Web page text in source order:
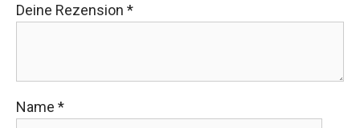
Deine Rezension *
Name *